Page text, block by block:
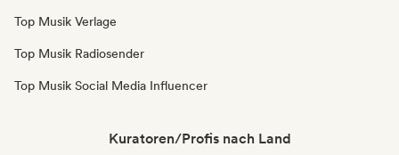
Top Musik Verlage
Top Musik Radiosender
Top Musik Social Media Influencer
Kuratoren/Profis nach Land